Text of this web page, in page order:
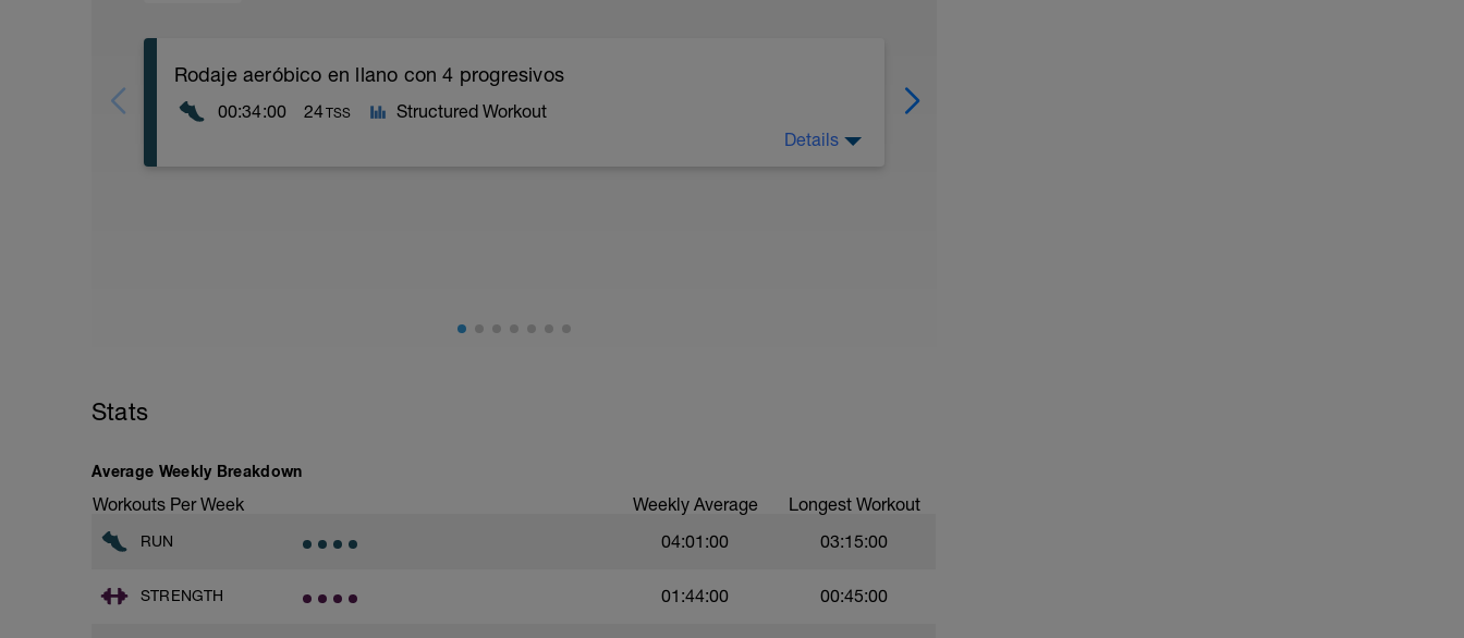
Rodaje aeróbico en llano con 4 progresivos
00:34:00 24TSS Structured Workout
Al terminar los 40' realizar 4 progresivos de 90m a poder ser en llano para buscar una
Details
Stats
Average Weekly Breakdown
Workouts Per Week Weekly Average Longest Workout
RUN 04:01:00 03:15:00
STRENGTH 01:44:00 00:45:00